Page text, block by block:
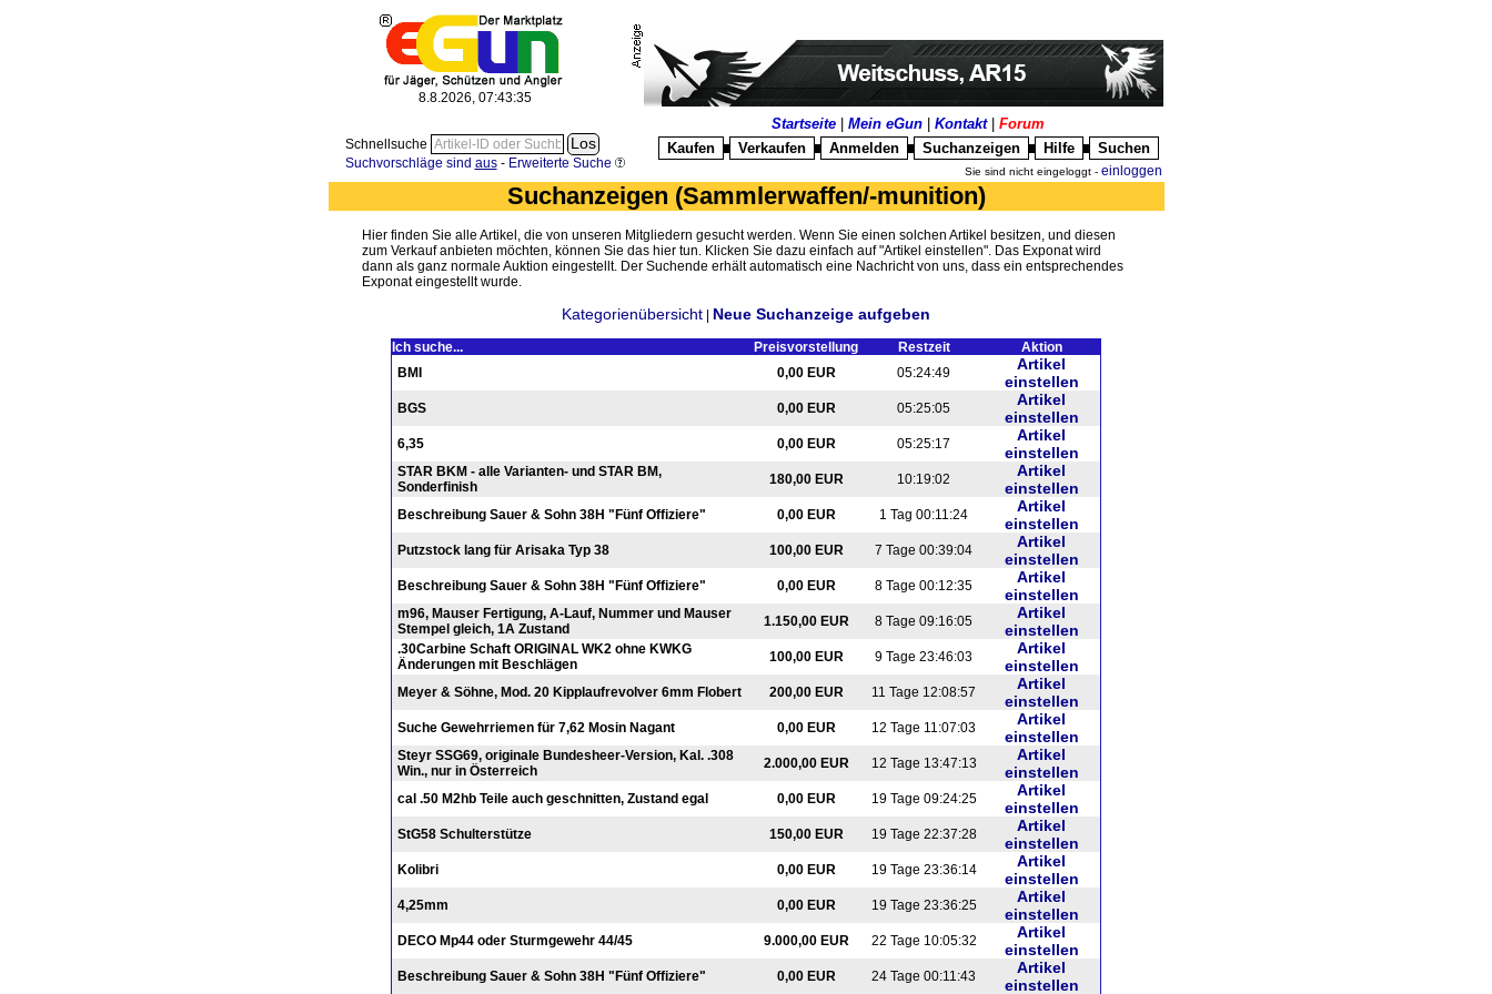
8.8.2026, 07:43:35
Schnellsuche
Suchvorschläge sind aus- Erweiterte Suche
Startseite Mein eGun Kontakt| Forum
Kaufen
Verkaufen Anmelden Suchanzeigen Hilfe Suchen
Sie sind nicht eingeloggt - einloggen
Suchanzeigen (Sammlerwaffen/-munition)
Hier finden Sie alle Artikel, die von unseren Mitgliedern gesucht werden. Wenn Sie einen solchen Artikel besitzen, und diesen
zum Verkauf anbieten möchten, können Sie das hier tun. Klicken Sie dazu einfach auf "Artikel einstellen". Das Exponat wird
dann als ganz normale Auktion eingestellt. Der Suchende erhält automatisch eine Nachricht von uns, dass ein entsprechendes
Exponat eingestellt wurde.
Kategorienübersicht | Neue Suchanzeige aufgeben
Ich suche... Preisvorstellung Restzeit
Aktion
BMI
0,00 EUR 05:24:49
Artikel
einstellen
BGS 0,00 EUR 05:25:05
Artikel
einstellen
6,35 0,00 EUR 05:25:17
Artikel
einstellen
STAR BKM - alle Varianten- und STAR BM,
Sonderfinish
180,00 EUR 10:19:02
Artikel
einstellen
Beschreibung Sauer & Sohn 38H "Fünf Offiziere" 0,00 EUR 1 Tag 00:11:24
Artikel
einstellen
Putzstock lang für Arisaka Typ 38 100,00 EUR 7 Tage 00:39:04
Artikel
einstellen
Beschreibung Sauer & Sohn 38H "Fünf Offiziere" 0,00 EUR 8 Tage 00:12:35
Artikel
einstellen
m96, Mauser Fertigung, A-Lauf, Nummer und Mauser
Stempel gleich, 1A Zustand
1.150,00 EUR 8 Tage 09:16:05
Artikel
einstellen
.30Carbine Schaft ORIGINAL WK2 ohne KWKG
Änderungen mit Beschlägen
100,00 EUR 9 Tage 23:46:03
Artikel
einstellen
Meyer & Söhne, Mod. 20 Kipplaufrevolver 6mm Flobert 200,00 EUR 11 Tage 12:08:57
Artikel
einstellen
Suche Gewehrriemen für 7,62 Mosin Nagant 0,00 EUR 12 Tage 11:07:03
Artikel
einstellen
Steyr SSG69, originale Bundesheer-Version, Kal. .308
Win., nur in Österreich
2.000,00 EUR 12 Tage 13:47:13
Artikel
einstellen
cal .50 M2hb Teile auch geschnitten, Zustand egal 0,00 EUR 19 Tage 09:24:25
Artikel
einstellen
StG58 Schulterstütze 150,00 EUR 19 Tage 22:37:28
Artikel
einstellen
Kolibri 0,00 EUR 19 Tage 23:36:14
Artikel
einstellen
4,25mm 0,00 EUR 19 Tage 23:36:25
Artikel
einstellen
DECO Mp44 oder Sturmgewehr 44/45 9.000,00 EUR 22 Tage 10:05:32
Artikel
einstellen
Beschreibung Sauer & Sohn 38H "Fünf Offiziere" 0,00 EUR 24 Tage 00:11:43
Artikel
einstellen